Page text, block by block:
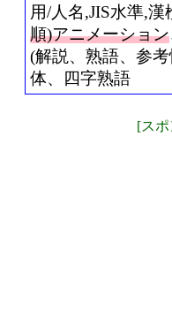
用/人名,JIS水準,漢
順)アニメーション
(解説、熟語、参
体、四字熟語
[ス